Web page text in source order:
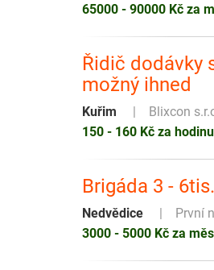
65000 - 90000 Kč za
Řidič dodávky
možný ihned
Kuřim
Blixcon
150 - 160 Kč za hodinu
Brigáda 3 -
Nedvědice
První
3000 - 5000 Kč za